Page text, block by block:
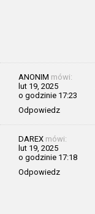
ANONIM mówi:
lut 19, 2025
o godzinie 17:23
Odpowiedz
DAREX mówi:
lut 19, 2025
o godzinie 17:18
Odpowiedz